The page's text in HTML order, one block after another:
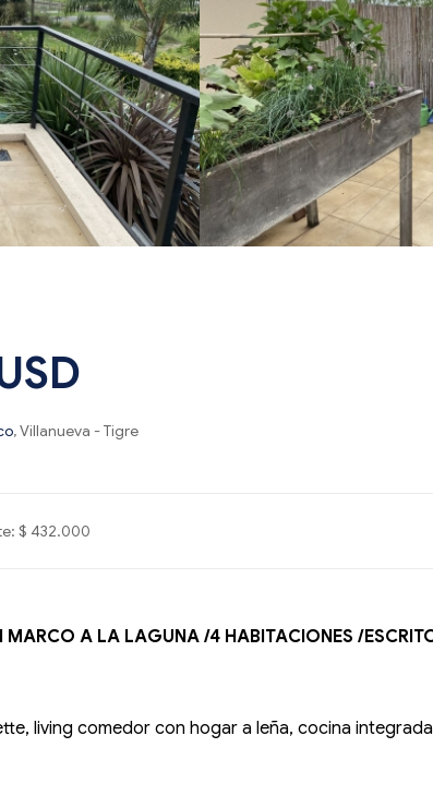
, Villanueva - Tigre
$ 432.000
A LA LAGUNA /4 HABITACIONES /
living comedor con hogar a leña, cocina